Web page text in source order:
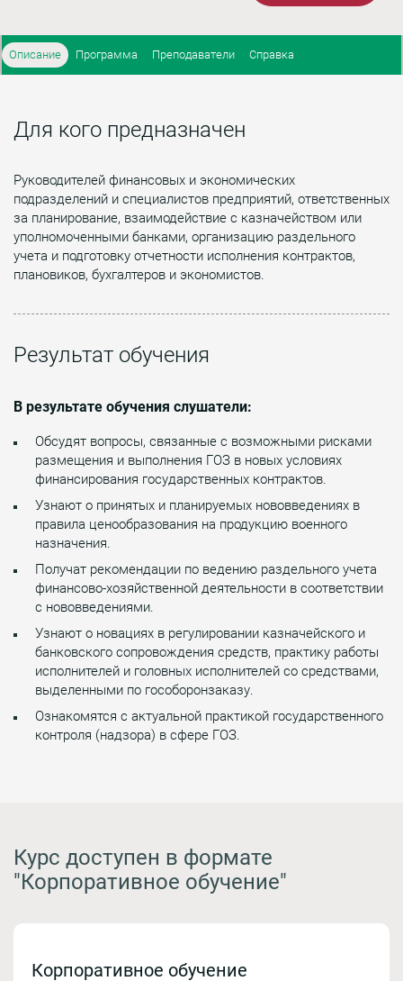
Описание Программа Преподаватели Справка
Для кого предназначен
Руководителей финансовых и экономических
подразделений и специалистов предприятий, ответственных
за планирование, взаимодействие с казначейством или
уполномоченными банками, организацию раздельного
учета и подготовку отчетности исполнения контрактов,
плановиков, бухгалтеров и экономистов.
Результат обучения
В результате обучения слушатели:
Обсудят вопросы, связанные с возможными рисками
размещения и выполнения ГОЗ в новых условиях
финансирования государственных контрактов.
Узнают о принятых и планируемых нововведениях в
правила ценообразования на продукцию военного
назначения.
Получат рекомендации по ведению раздельного учета
финансово-хозяйственной деятельности в соответствии
с нововведениями.
Узнают о новациях в регулировании казначейского и
банковского сопровождения средств, практику работы
исполнителей и головных исполнителей со средствами,
выделенными по гособоронзаказу.
Ознакомятся с актуальной практикой государственного
контроля (надзора) в сфере ГОЗ.
Курс доступен в формате
"Корпоративное обучение"
Корпоративное обучение